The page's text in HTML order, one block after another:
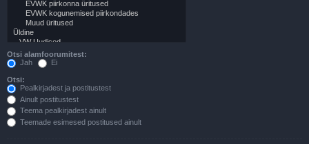
Otsi alamfoorumitest:
Jah
Ei
Otsi:
Pealkirjadest ja postitustest
Ainult postitustest
Teema pealkirjadest ainult
Teemade esimesed postitused ainult